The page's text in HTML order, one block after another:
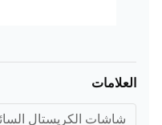
العلامات
شاشات الكريستال